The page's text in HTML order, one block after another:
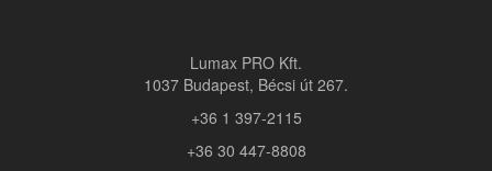
Lumax PRO Kft.
1037 Budapest, Bécsi út 267.
+36 1 397-2115
+36 30 447-8808